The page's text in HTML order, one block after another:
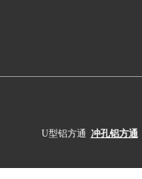
U型铝方通 冲孔铝方通